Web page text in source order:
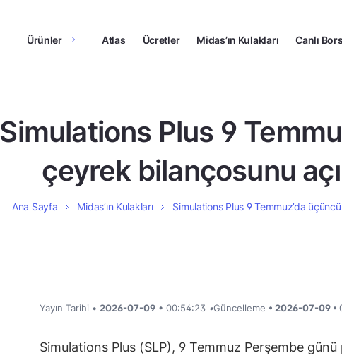
Ürünler Atlas Ücretler Midas’ın Kulakları Canlı
Simulations Plus 9
çeyrek bilançosunu
Ana Sayfa Midas’ın Kulakları Simulations Plus 9 Temmuz’da
Yayın Tarihi • 2026-07-09 • 00:54:23 •Güncelleme • 2026-07-09 •
Simulations Plus (SLP), 9 Temmuz Perşembe günü